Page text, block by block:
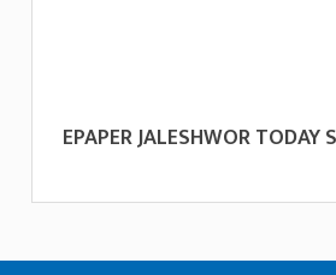
EPAPER JALESHWOR TODAY